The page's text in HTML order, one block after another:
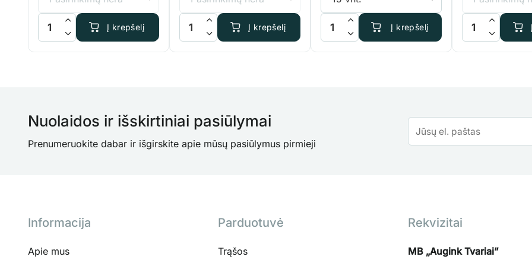
produkto kiekis: Medžiaginis vazonas, 20L
Į krepšelį
produkto kiekis: Medžiaginis vazonas, 11L
Į krepšelį
through
2.75 €
produkto kiekis: GRODAN cube mineralinė vata
Į krepšelį
produkto kiekis:
Nuolaidos ir išskirtiniai pasiūlymai
Prenumeruokite dabar ir išgirskite apie mūsų pasiūlymus pirmieji
Informacija
Apie mus
Parduotuvė
Trąšos
Rekvizitai
MB „Augink Tvariai”